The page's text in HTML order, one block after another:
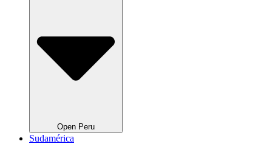
Open Peru
Sudamérica